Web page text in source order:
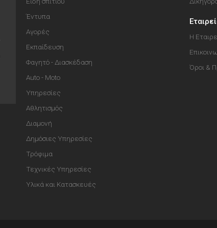
Έντυπα
Αγορές
Εκπαίδευση
Φαγητό - Διασκέδαση
Auto - Moto
Υπηρεσίες
Αθλητισμός
Διαμονή
Δημόσιες Υπηρεσίες
Τρόφιμα
Τεχνικές Υπηρεσίες
Υλικά και Κατασκευές
Η
Όροι &